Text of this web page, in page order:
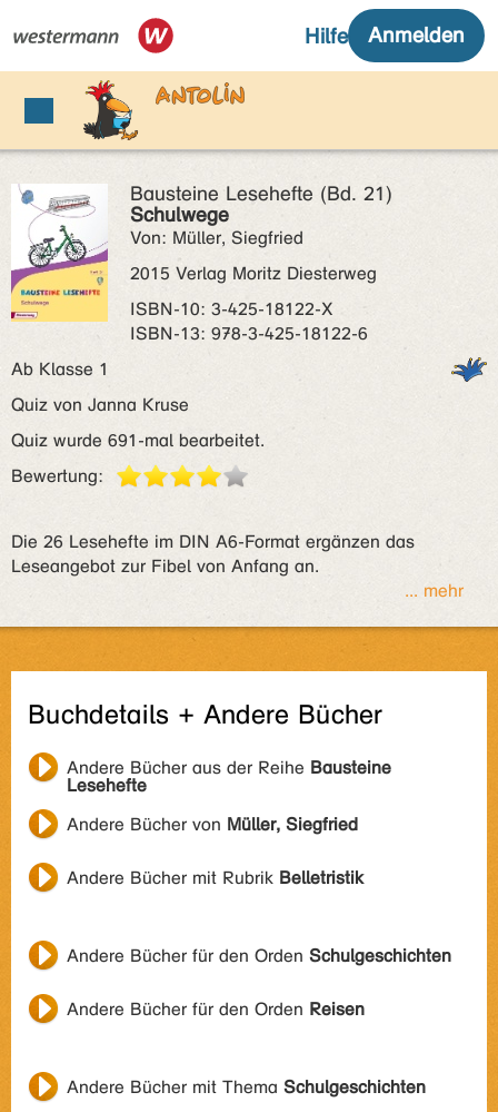
Bausteine Lesehefte (Bd. 21)
Schulwege
Von: Müller, Siegfried
2015 Verlag Moritz Diesterweg
ISBN‑10: 3-425-18122-X
ISBN‑13: 978-3-425-18122-6
Ab Klasse 1
Quiz von Janna Kruse
Quiz wurde 691-mal bearbeitet.
Bewertung:
Die 26 Lesehefte im DIN A6-Format ergänzen das
Leseangebot zur Fibel von Anfang an.
... mehr
Buchdetails + Andere Bücher
Andere Bücher aus der Reihe Bausteine
Lesehefte
Andere Bücher von Müller, Siegfried
Andere Bücher mit Rubrik Belletristik
Andere Bücher für den Orden Schulgeschichten
Andere Bücher für den Orden Reisen
Andere Bücher mit Thema Schulgeschichten